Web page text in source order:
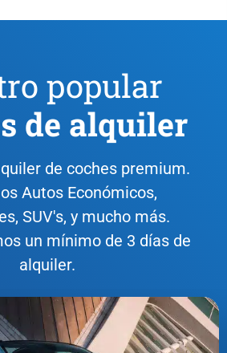
popular
de alquiler
de coches premium.
Autos Económicos,
SUV's, y mucho más.
un mínimo de 3 días de
alquiler.